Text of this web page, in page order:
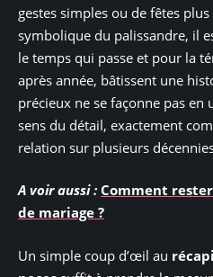
gestes simples ou de fêtes
symbolique du palissandre, il
le temps qui passe et pour la
après année, bâtissent une
précieux ne se façonne pas
sens du détail, exactement
relation sur plusieurs
A voir aussi : Comment
de mariage ?
Un simple coup d’œil au